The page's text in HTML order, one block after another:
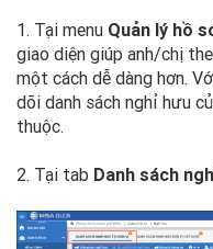
1. Tại menu Quản lý hồ
giao diện giúp anh/chị
một cách dễ dàng hơn.
dõi danh sách nghỉ hưu
thuộc.
2. Tại tab Danh sách